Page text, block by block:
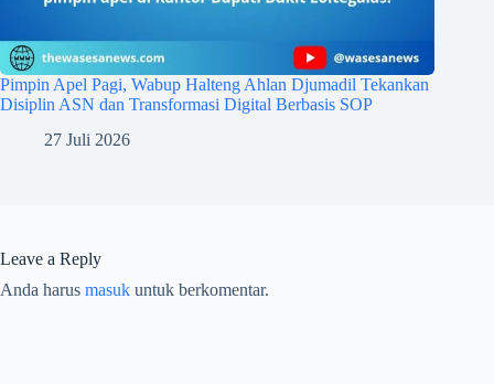
Pimpin Apel Pagi, Wabup Halteng Ahlan Djumadil Tekankan
Disiplin ASN dan Transformasi Digital Berbasis SOP
27 Juli 2026
Leave a Reply
Anda harus masuk untuk berkomentar.